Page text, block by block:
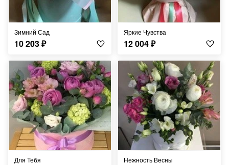
Зимний Сад
10 203₽
Яркие Чувства
12 004₽
Для Тебя Нежность Весны